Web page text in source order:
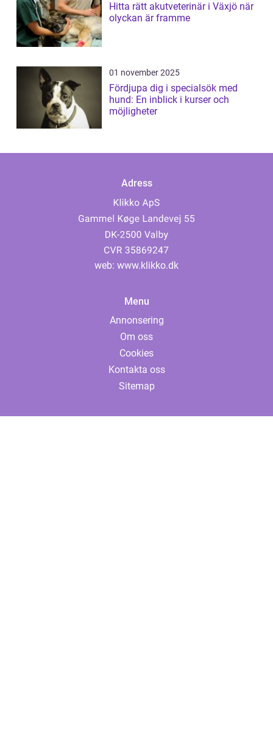
Hitta rätt akutveterinär i Växjö när
olyckan är framme
01 november 2025
Fördjupa dig i specialsök med
hund: En inblick i kurser och
möjligheter
Adress
web: www.klikko.dk
Menu
Annonsering
Om oss
Cookies
Kontakta oss
Sitemap